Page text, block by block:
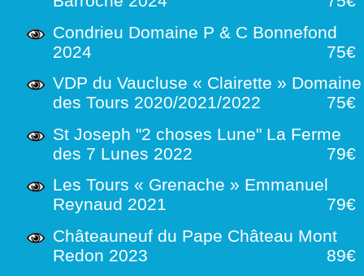
Condrieu Domaine P & C Bonnefond
2024
75€
VDP du Vaucluse « Clairette » Domaine
des Tours 2020/2021/2022
75€
St Joseph "2 choses Lune" La Ferme
des 7 Lunes 2022
79€
Les Tours « Grenache » Emmanuel
Reynaud 2021
79€
Châteauneuf du Pape Château Mont
Redon 2023
89€